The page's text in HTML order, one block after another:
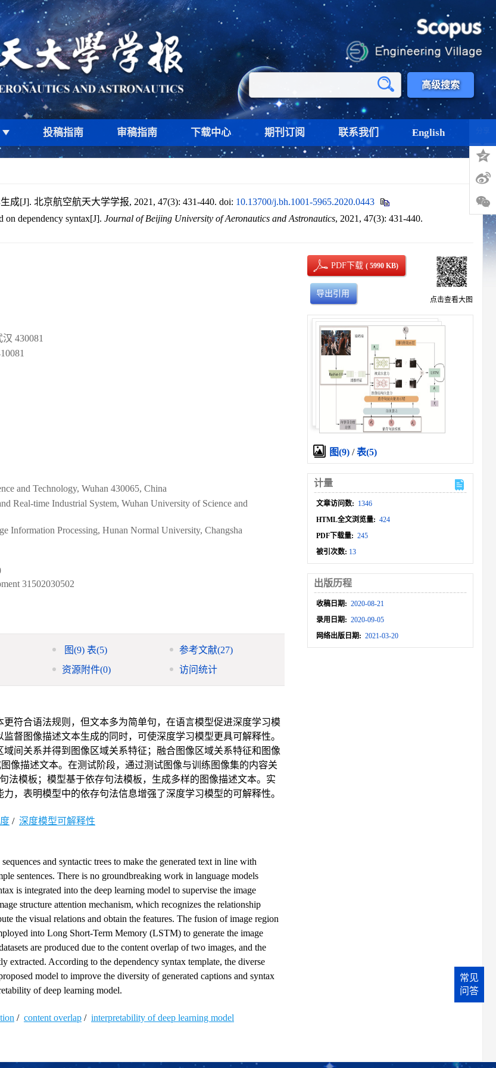
高级搜索
投稿指南 审稿指南 下载中心 期刊订阅 联系我们 English
[J]. 北京航空航天大学学报, 2021, 47(3): 431-440. doi: 10.13700/j.bh.1001-5965.2020.0443
dependency syntax[J]. Journal of Beijing University of Aeronautics and Astronautics, 2021, 47(3): 431-440.
430081
and Technology, Wuhan 430065, China
Real-time Industrial System, Wuhan University of Science and
Information Processing, Hunan Normal University, Changsha
31502030502
图(9)表(5) 参考文献(27)
资源附件(0) 访问统计
符合语法规则，但文本多为简单句，在语言模型促进深度学习模
督图像描述文本生成的同时，可使深度学习模型更具可解释性。
间关系并得到图像区域关系特征；融合图像区域关系特征和图像
像描述文本。在测试阶段，通过测试图像与训练图像集的内容关
法模板；模型基于依存句法模板，生成多样的图像描述文本。实
，表明模型中的依存句法信息增强了深度学习模型的可解释性。
/ 深度模型可解释性
and syntactic trees to make the generated text in line with
sentences. There is no groundbreaking work in language models
is integrated into the deep learning model to supervise the image
structure attention mechanism, which recognizes the relationship
the visual relations and obtain the features. The fusion of image region
into Long Short-Term Memory (LSTM) to generate the image
are produced due to the content overlap of two images, and the
extracted. According to the dependency syntax template, the diverse
model to improve the diversity of generated captions and syntax
of deep learning model.
/ content overlap / interpretability of deep learning model
PDF下载( 5990 KB)
导出引用
点击查看大图
图(9) /表(5)
计量
文章访问数: 1346
HTML全文浏览量: 424
PDF下载量: 245
被引次数: 13
出版历程
收稿日期: 2020-08-21
录用日期: 2020-09-05
网络出版日期: 2021-03-20
常见
问答